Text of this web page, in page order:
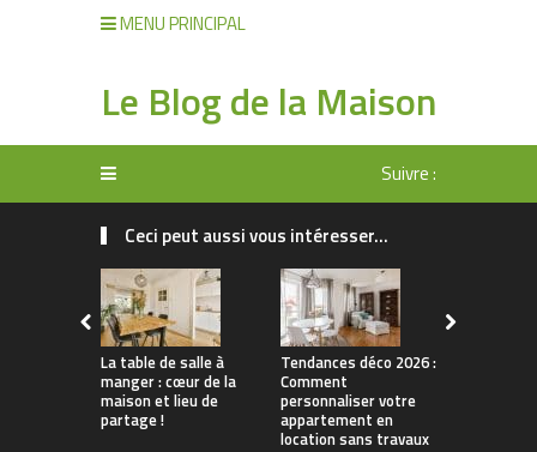
MENU PRINCIPAL
Le Blog de la Maison
Suivre :
Ceci peut aussi vous intéresser...
La table de salle à
manger : cœur de la
maison et lieu de
partage !
Tendances déco 2026 :
Comment
personnaliser votre
appartement en
location sans travaux